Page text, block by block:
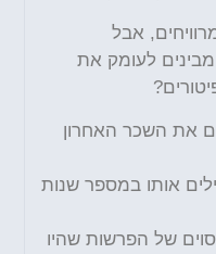
אבל
לעומק את
השכר האחרון
אותו במספר שנות
של הפרשות שהיו